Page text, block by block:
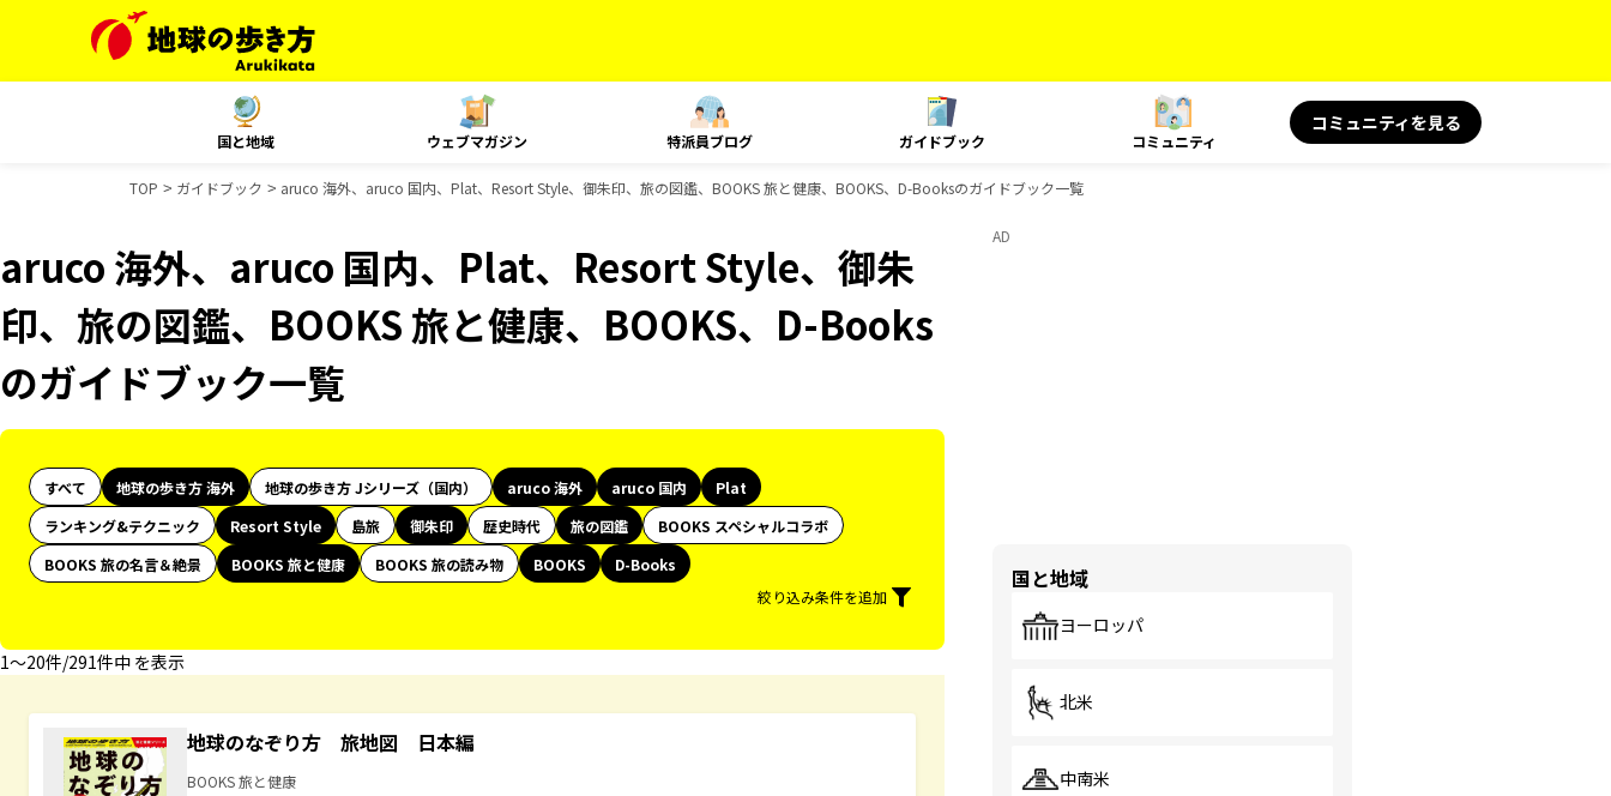
国と地域 ウェブマガジン 特派員ブログ ガイドブック コミュニティ
コミュニティを見る
TOP ガイドブック aruco 海外、aruco 国内、Plat、Resort Style、御朱印、旅の図鑑、BOOKS 旅と健康、BOOKS、D-Booksのガイドブック一覧
aruco 海外、aruco 国内、Plat、Resort Style、御朱
印、旅の図鑑、BOOKS 旅と健康、BOOKS、D-Books
のガイドブック一覧
すべて 地球の歩き方 海外 地球の歩き方 Jシリーズ（国内） aruco 海外 aruco 国内
Plat
ランキング&テクニック
Resort Style 島旅 御朱印 歴史時代 旅の図鑑
BOOKS スペシャルコラボ
BOOKS 旅の名言＆絶景
BOOKS 旅と健康 BOOKS 旅の読み物 BOOKS
D-Books
絞り込み条件を追加
1〜20件/291件中 を表示
地球のなぞり方 旅地図 日本編
BOOKS 旅と健康
AD
国と地域
ヨーロッパ
北米
中南米